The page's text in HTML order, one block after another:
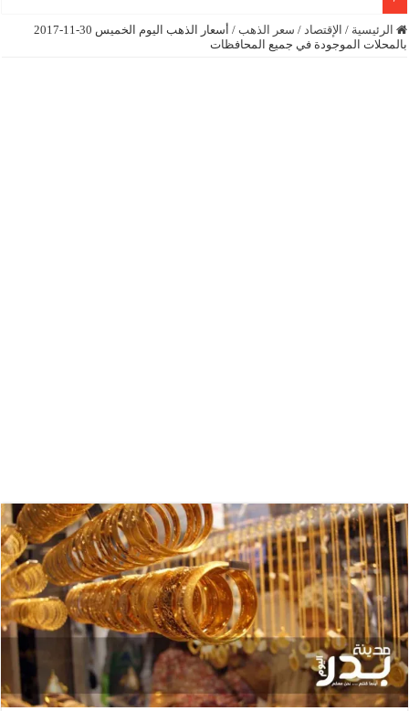
رئيسة المجلس الوطني الكونغولي رونا مكدانيل تدعو إلى التحلي بالصبر حتى يمكن
الرئيسية / الإقتصاد / سعر الذهب /
أسعار الذهب اليوم الخميس 30-11-2017
بالمحلات الموجودة في جميع المحافظات